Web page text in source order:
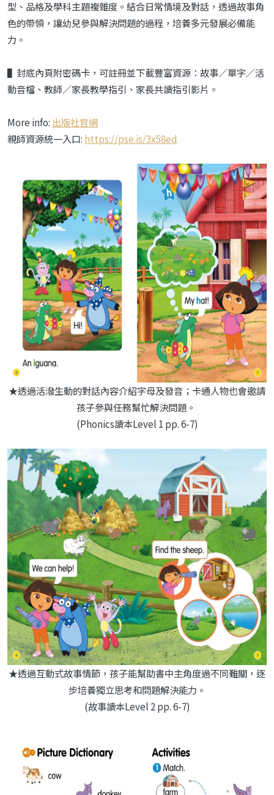
型、品格及學科主題複雜度。結合日常情境及對話，透過故事角
色的帶領，讓幼兒參與解決問題的過程，培養多元發展必備能
力。
▌封底內頁附密碼卡，可註冊並下載豐富資源：故事／單字／活
動音檔、教師／家長教學指引、家長共讀指引影片。
More info: 出版社官網
親師資源統一入口: https://pse.is/3x58ed
★透過活潑生動的對話內容介紹字母及發音；卡通人物也會邀請
孩子參與任務幫忙解決問題。
(Phonics讀本Level 1 pp. 6-7)
★透過互動式故事情節，孩子能幫助書中主角度過不同難關，逐
步培養獨立思考和問題解決能力。
(故事讀本Level 2 pp. 6-7)